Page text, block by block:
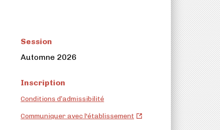
Session
Automne 2026
Inscription
Conditions d’admissibilité
Communiquer avec l'établissement École